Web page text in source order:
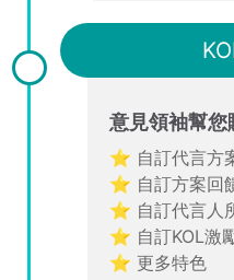
意見領袖幫您
⭐ 自訂代言方
⭐ 自訂方案回
⭐ 自訂代言人
⭐ 自訂KOL激
⭐ 更多特色